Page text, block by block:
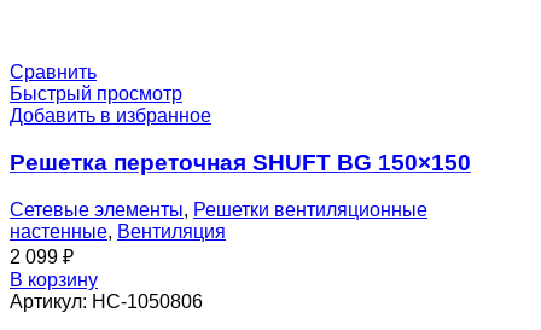
Сравнить
Быстрый просмотр
Добавить в избранное
Решетка переточная SHUFT BG 150×150
Сетевые элементы, Решетки вентиляционные
настенные, Вентиляция
2 099 ₽
В корзину
Артикул: НС-1050806